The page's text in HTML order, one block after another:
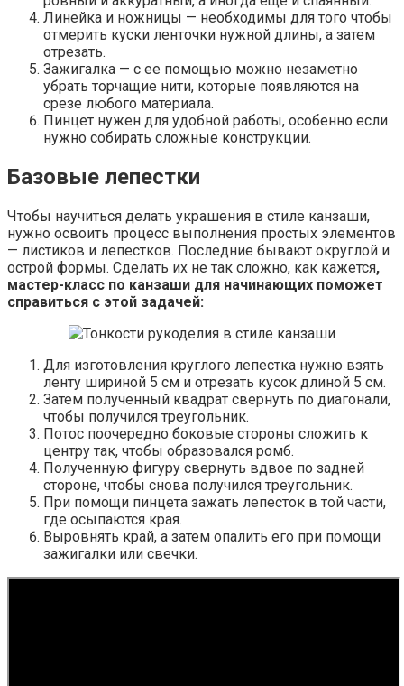
Линейка и ножницы — необходимы для того чтобы
отмерить куски ленточки нужной длины, а затем
отрезать.
Зажигалка — с ее помощью можно незаметно
убрать торчащие нити, которые появляются на
срезе любого материала.
Пинцет нужен для удобной работы, особенно если
нужно собирать сложные конструкции.
Базовые лепестки
Чтобы научиться делать украшения в стиле канзаши,
нужно освоить процесс выполнения простых элементов
— листиков и лепестков. Последние бывают округлой и
острой формы. Сделать их не так сложно, как кажется,
мастер-класс по канзаши для начинающих поможет
справиться с этой задачей:
Для изготовления круглого лепестка нужно взять
ленту шириной 5 см и отрезать кусок длиной 5 см.
Затем полученный квадрат свернуть по диагонали,
чтобы получился треугольник.
Потос поочередно боковые стороны сложить к
центру так, чтобы образовался ромб.
Полученную фигуру свернуть вдвое по задней
стороне, чтобы снова получился треугольник.
При помощи пинцета зажать лепесток в той части,
где осыпаются края.
Выровнять край, а затем опалить его при помощи
зажигалки или свечки.